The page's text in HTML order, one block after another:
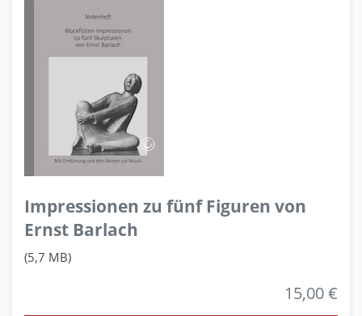
Impressionen zu fünf Figuren von
Ernst Barlach
(5,7 MB)
15,00 €